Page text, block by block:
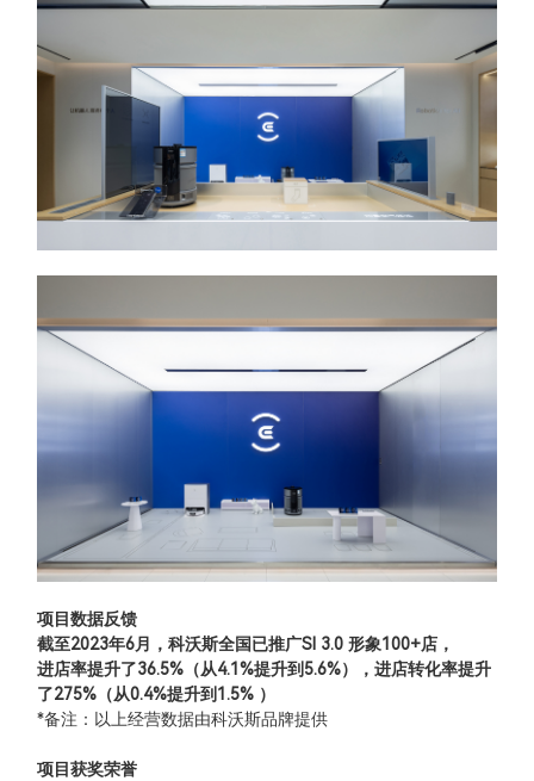
项目数据反馈
截至2023年6月，科沃斯全国已推广SI 3.0 形象100+店，
进店率提升了36.5%（从4.1%提升到5.6%），进店转化率提升
了275%（从0.4%提升到1.5% ）
*备注：以上经营数据由科沃斯品牌提供
项目获奖荣誉